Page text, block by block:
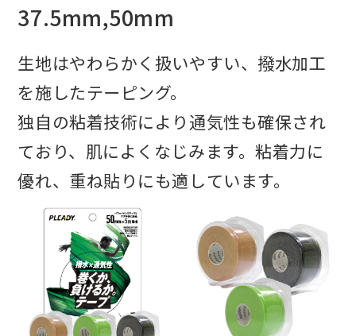
37.5mm,50mm
生地はやわらかく扱いやすい、撥水加工
を施したテーピング。
独自の粘着技術により通気性も確保され
ており、肌によくなじみます。粘着力に
優れ、重ね貼りにも適しています。